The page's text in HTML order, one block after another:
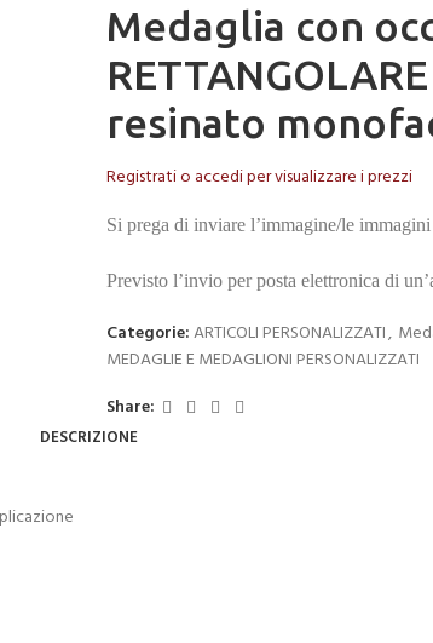
Medaglia con
resinato
Registrati o accedi per visualizzare i prezzi
Si prega di inviare l’immagine/le
Previsto l’invio per posta elettronica di
Categorie:ARTICOLI PERSONALIZZATI,
MEDAGLIE E MEDAGLIONI PERSONALIZZATI
Share:
DESCRIZIONE